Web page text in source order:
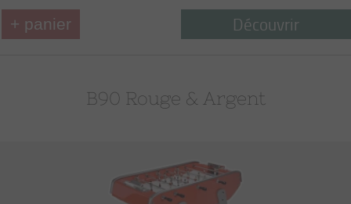
+ panier Découvrir
B90 Rouge & Argent